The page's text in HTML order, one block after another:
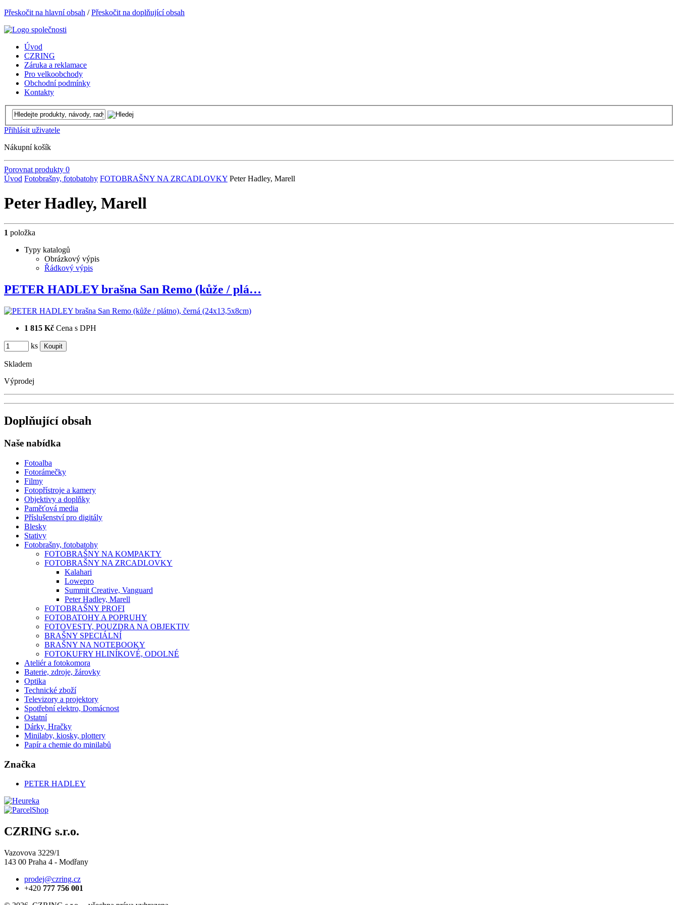
Přeskočit na hlavní obsah /Přeskočit na doplňující obsah
Úvod
CZRING
Záruka a reklamace
Pro velkoobchody
Obchodní podmínky
Kontakty
Přihlásit uživatele
Nákupní košík
Porovnat produkty 0
Úvod Fotobrašny, fotobatohy FOTOBRAŠNY NA ZRCADLOVKY Peter Hadley, Marell
Peter Hadley, Marell
1 položka
Typy katalogů
Obrázkový výpis
Řádkový výpis
PETER HADLEY brašna San Remo (kůže / plá…
1 815 Kč Cena s DPH
ks
Skladem
Výprodej
Doplňující obsah
Naše nabídka
Fotoalba
Fotorámečky
Filmy
Fotopřístroje a kamery
Objektivy a doplňky
Paměťová media
Příslušenství pro digitály
Blesky
Stativy
Fotobrašny, fotobatohy
FOTOBRAŠNY NA KOMPAKTY
FOTOBRAŠNY NA ZRCADLOVKY
Kalahari
Lowepro
Summit Creative, Vanguard
Peter Hadley, Marell
FOTOBRAŠNY PROFI
FOTOBATOHY A POPRUHY
FOTOVESTY, POUZDRA NA OBJEKTIV
BRAŠNY SPECIÁLNÍ
BRAŠNY NA NOTEBOOKY
FOTOKUFRY HLINÍKOVÉ, ODOLNÉ
Ateliér a fotokomora
Baterie, zdroje, žárovky
Optika
Technické zboží
Televizory a projektory
Spotřební elektro, Domácnost
Ostatní
Dárky, Hračky
Minilaby, kiosky, plottery
Papír a chemie do minilabů
Značka
PETER HADLEY
CZRING s.r.o.
Vazovova 3229/1
143 00 Praha 4 - Modřany
prodej@czring.cz
+420 777 756 001